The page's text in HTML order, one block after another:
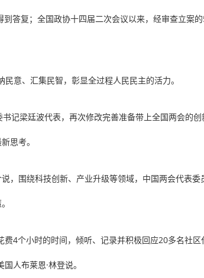
答复；全国政协十四届二次会议以来，经审查立案
民意、汇集民智，彰显全过程人民民主的活力。
记梁廷波代表，再次修改完善准备带上全国两会的创
思考。
，围绕科技创新、产业升级等领域，中国两会代表委
4个小时的时间，倾听、记录并积极回应20多名社区
人布莱恩·林登说。